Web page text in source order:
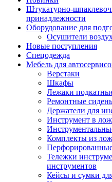
Штукатурно-
принадлежности
Оборудование для
Осушители
Новые поступления
Спецодежда
Мебель для
Верстаки
Шкафы
Лежаки
Ремонтные
Держатели для
Инструмент в
Комплекты из
Тележки
инструментов
Кейсы и сумки